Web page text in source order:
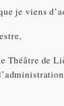
je viens
Théâtre de